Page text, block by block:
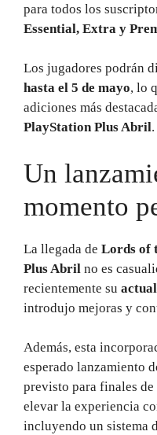
para todos los
Essential, Extra y
Los jugadores podrán
hasta el 5 de mayo, lo
adiciones más
PlayStation Plus Abril.
Un
momento
La llegada de Lords of
Plus Abril no es
recientemente su
introdujo mejoras y
Además, esta
esperado lanzamiento
previsto para finales de
elevar la experiencia
incluyendo un sistema